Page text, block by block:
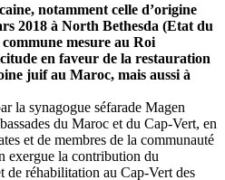
notamment celle d’origine
2018 à North Bethesda (Etat du
mesure au Roi
en faveur de la restauration
juif au Maroc, mais aussi à
la synagogue séfarade Magen
du Maroc et du Cap-Vert, en
et de membres de la communauté
exergue la contribution du
de réhabilitation au Cap-Vert des